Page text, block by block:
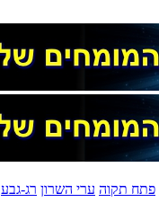
פתח תקוה ערי השרון רג-גבע